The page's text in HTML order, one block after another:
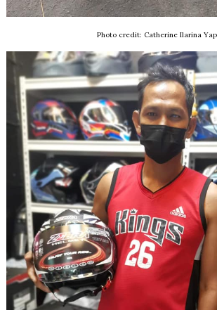
Photo credit: Catherine Ilarina Yap